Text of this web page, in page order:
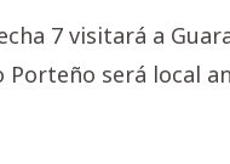
7 visitará a
será local